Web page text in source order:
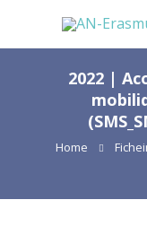
2022 |
Home